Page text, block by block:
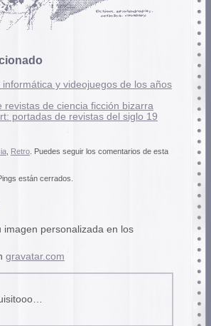
informática y videojuegos de los años
revistas de ciencia ficción bizarra
portadas de revistas del siglo 19
, Retro. Puedes seguir los comentarios de esta
están cerrados.
imagen personalizada en los
gravatar.com